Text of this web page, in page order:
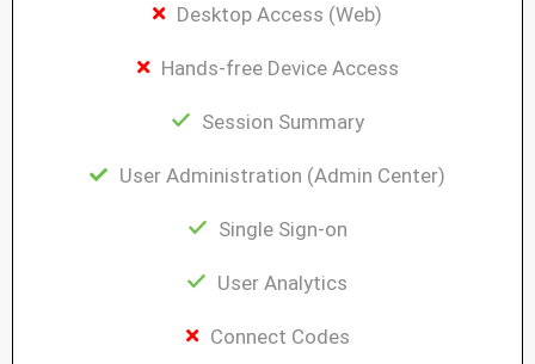
Desktop Access (Web)
Hands-free Device Access
Session Summary
User Administration (Admin Center)
Single Sign-on
User Analytics
Connect Codes